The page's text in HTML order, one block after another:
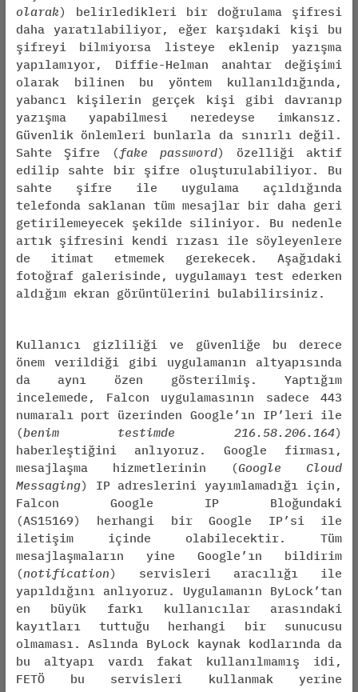
olarak) belirledikleri bir doğrulama şifresi
daha yaratılabiliyor, eğer karşıdaki kişi bu
şifreyi bilmiyorsa listeye eklenip yazışma
yapılamıyor, Diffie-Helman anahtar değişimi
olarak bilinen bu yöntem kullanıldığında,
yabancı kişilerin gerçek kişi gibi davranıp
yazışma yapabilmesi neredeyse imkansız.
Güvenlik önlemleri bunlarla da sınırlı değil.
Sahte Şifre (fake password) özelliği aktif
edilip sahte bir şifre oluşturulabiliyor. Bu
sahte şifre ile uygulama açıldığında
telefonda saklanan tüm mesajlar bir daha geri
getirilemeyecek şekilde siliniyor. Bu nedenle
artık şifresini kendi rızası ile söyleyenlere
de itimat etmemek gerekecek. Aşağıdaki
fotoğraf galerisinde, uygulamayı test ederken
aldığım ekran görüntülerini bulabilirsiniz.
Kullanıcı gizliliği ve güvenliğe bu derece
önem verildiği gibi uygulamanın altyapısında
da aynı özen gösterilmiş. Yaptığım
incelemede, Falcon uygulamasının sadece 443
numaralı port üzerinden Google’ın IP’leri ile
(benim testimde 216.58.206.164)
haberleştiğini anlıyoruz. Google firması,
mesajlaşma hizmetlerinin (Google Cloud
Messaging) IP adreslerini yayımlamadığı için,
Falcon Google IP Bloğundaki
(AS15169) herhangi bir Google IP’si ile
iletişim içinde olabilecektir. Tüm
mesajlaşmaların yine Google’ın bildirim
(notification) servisleri aracılığı ile
yapıldığını anlıyoruz. Uygulamanın ByLock’tan
en büyük farkı kullanıcılar arasındaki
kayıtları tuttuğu herhangi bir sunucusu
olmaması. Aslında ByLock kaynak kodlarında da
bu altyapı vardı fakat kullanılmamış idi,
FETÖ bu servisleri kullanmak yerine